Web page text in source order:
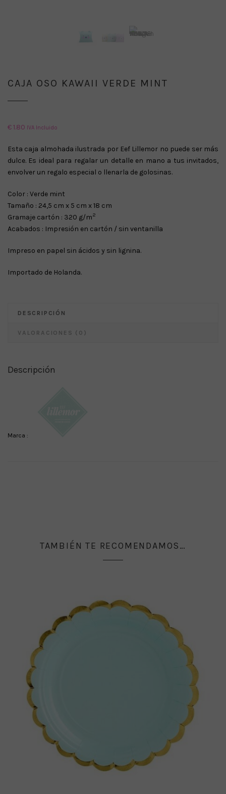
CAJA OSO KAWAII VERDE MINT
€1.80 IVA Incluido
Esta caja almohada ilustrada por Eef Lillemor no puede ser más
dulce. Es ideal para regalar un detalle en mano a tus invitados,
envolver un regalo especial o llenarla de golosinas.
Color : Verde mint
Tamaño : 24,5 cm x 5 cm x 18 cm
Gramaje cartón : 320 g/m2
Acabados : Impresión en cartón / sin ventanilla
Impreso en papel sin ácidos y sin lignina.
Importado de Holanda.
DESCRIPCIÓN
VALORACIONES (0)
Descripción
Marca :
TAMBIÉN TE RECOMENDAMOS…